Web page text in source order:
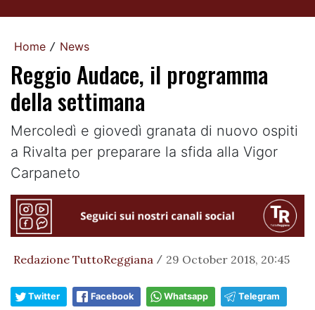
Home / News
Reggio Audace, il programma
della settimana
Mercoledì e giovedì granata di nuovo ospiti
a Rivalta per preparare la sfida alla Vigor
Carpaneto
Redazione TuttoReggiana / 29 October 2018, 20:45
Twitter Facebook Whatsapp Telegram